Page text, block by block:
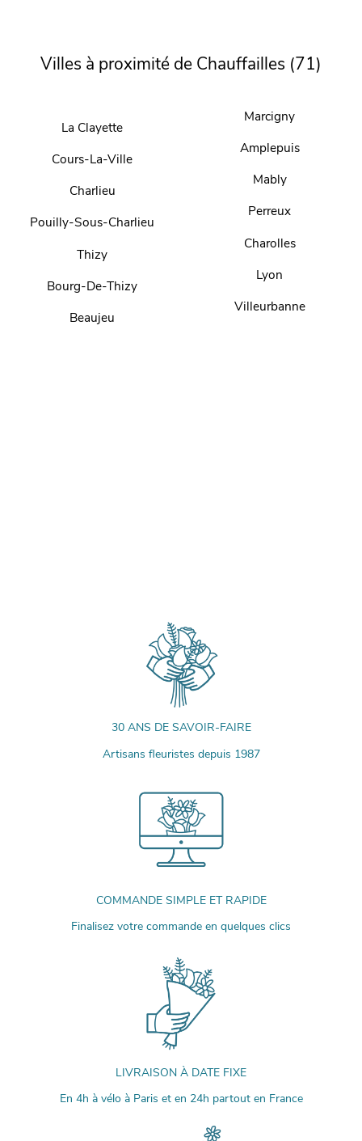
Villes à proximité de Chauffailles (71)
La Clayette
Cours-La-Ville
Charlieu
Pouilly-Sous-Charlieu
Thizy
Bourg-De-Thizy
Beaujeu
Marcigny
Amplepuis
Mably
Perreux
Charolles
Lyon
Villeurbanne
30 ANS DE SAVOIR-FAIRE
Artisans fleuristes depuis 1987
COMMANDE SIMPLE ET RAPIDE
Finalisez votre commande en quelques clics
LIVRAISON À DATE FIXE
En 4h à vélo à Paris et en 24h partout en France